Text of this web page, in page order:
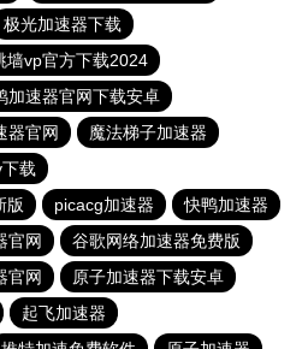
极光加速器下载
墙vp官方下载2024
加速器官网下载安卓
器官网
魔法梯子加速器
载
版
picacg加速器
快鸭加速器
官网
谷歌网络加速器免费版
官网
原子加速器下载安卓
起飞加速器